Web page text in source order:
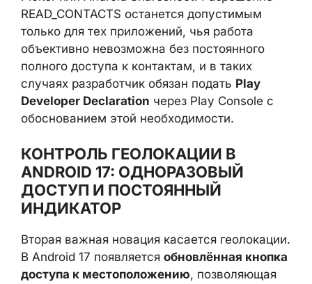
чтобыосновным способом доступа к
контактам стал именно Contact Picker или
Android Sharesheet. Разрешение
READ_CONTACTS останется допустимым
только для тех приложений, чья работа
объективно невозможна без постоянного
полного доступа к контактам, и в таких
Developer Declarationчерез Play Console с
обоснованием этой необходимости.
КОНТРОЛЬ ГЕОЛОКАЦИИ В
ДОСТУП И ПОСТОЯННЫЙ
ИНДИКАТОР